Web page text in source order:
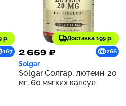
р.
167
Доставка 199 р.
2 659 ₽ 266
Solgar
Solgar Солгар, лютеин, 20
мг, 60 мягких капсул